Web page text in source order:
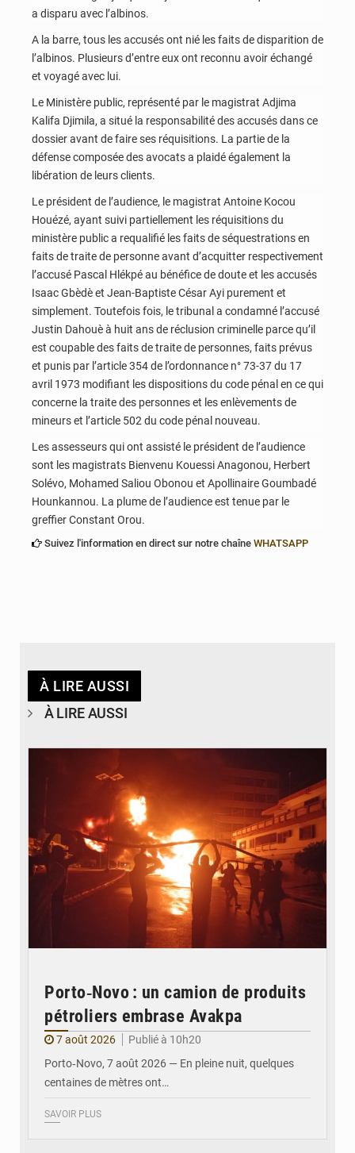
a disparu avec l’albinos.
A la barre, tous les accusés ont nié les faits de disparition de
l’albinos. Plusieurs d’entre eux ont reconnu avoir échangé
et voyagé avec lui.
Le Ministère public, représenté par le magistrat Adjima
Kalifa Djimila, a situé la responsabilité des accusés dans ce
dossier avant de faire ses réquisitions. La partie de la
défense composée des avocats a plaidé également la
libération de leurs clients.
Le président de l’audience, le magistrat Antoine Kocou
Houézé, ayant suivi partiellement les réquisitions du
ministère public a requalifié les faits de séquestrations en
faits de traite de personne avant d’acquitter respectivement
l’accusé Pascal Hlékpé au bénéfice de doute et les accusés
Isaac Gbèdè et Jean-Baptiste César Ayi purement et
simplement. Toutefois fois, le tribunal a condamné l’accusé
Justin Dahouè à huit ans de réclusion criminelle parce qu’il
est coupable des faits de traite de personnes, faits prévus
et punis par l’article 354 de l’ordonnance n° 73-37 du 17
avril 1973 modifiant les dispositions du code pénal en ce qui
concerne la traite des personnes et les enlèvements de
mineurs et l’article 502 du code pénal nouveau.
Les assesseurs qui ont assisté le président de l’audience
sont les magistrats Bienvenu Kouessi Anagonou, Herbert
Solévo, Mohamed Saliou Obonou et Apollinaire Goumbadé
Hounkannou. La plume de l’audience est tenue par le
greffier Constant Orou.
Suivez l'information en direct sur notre chaîne WHATSAPP
À LIRE AUSSI
À LIRE AUSSI
Porto‑Novo : un camion de produits
pétroliers embrase Avakpa
7 août 2026
Publié à 10h20
Porto‑Novo, 7 août 2026 — En pleine nuit, quelques
centaines de mètres ont…
SAVOIR PLUS